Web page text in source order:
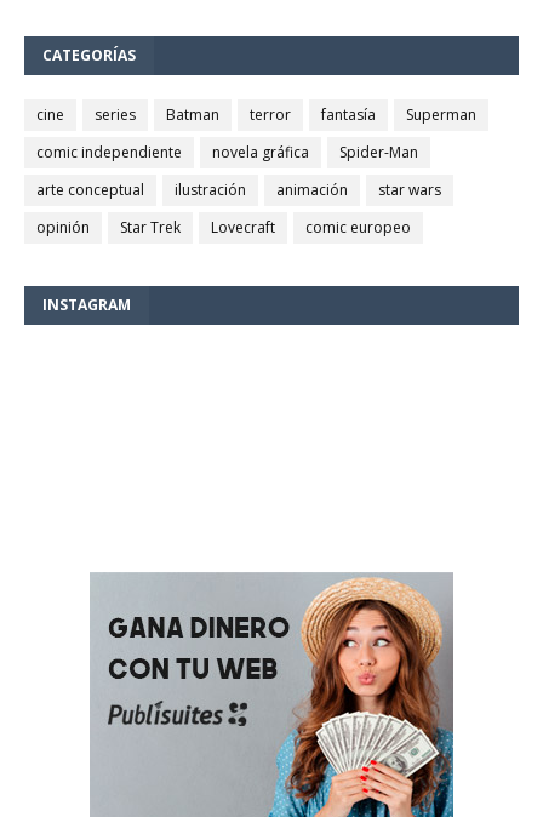
CATEGORÍAS
cine series Batman terror fantasía
Superman
comic independiente
novela gráfica
Spider-Man
arte conceptual
ilustración animación
star wars
opinión
Star Trek Lovecraft comic europeo
INSTAGRAM